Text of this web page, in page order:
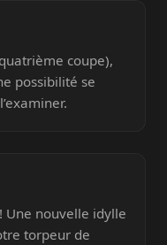
coupe),
possibilité se
Une nouvelle idylle
torpeur de